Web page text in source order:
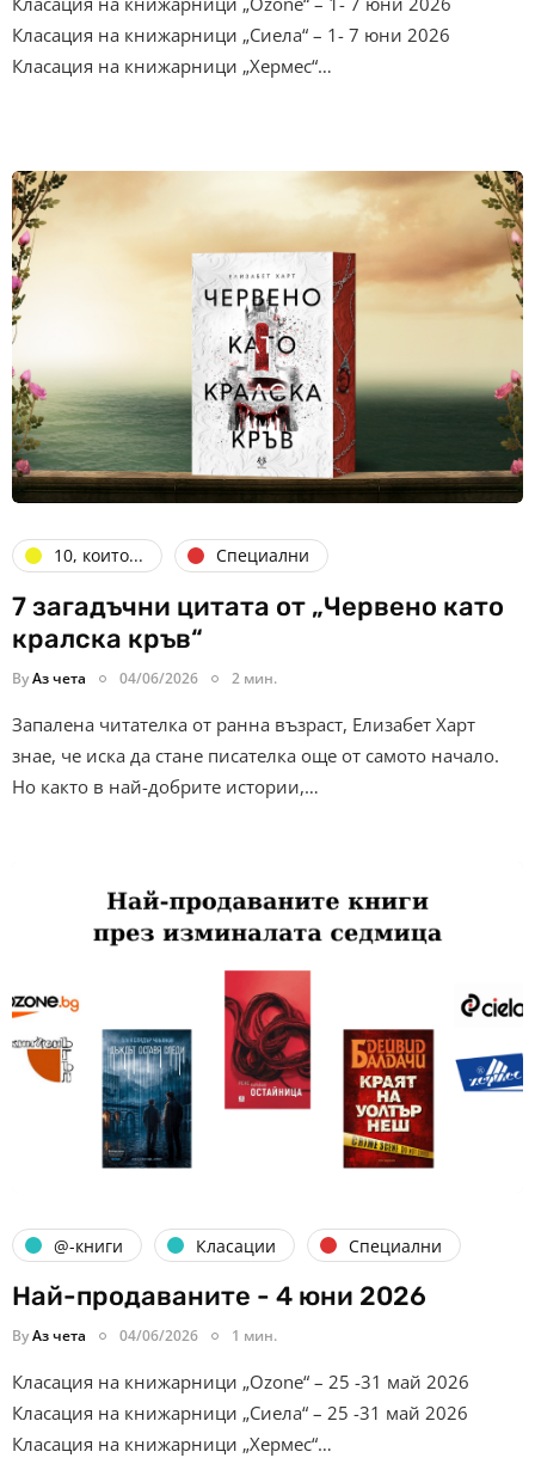
Класация на книжарници „Сиела“ – 1- 7 юни 2026
Класация на книжарници „Хермес“…
10, които... Специални
7 загадъчни цитата от „Червено като
кралска кръв“
ByАз чета 04/06/2026 2 мин.
Запалена читателка от ранна възраст, Елизабет Харт
знае, че иска да стане писателка още от самото начало.
Но както в най-добрите истории,…
@-книги Класации Специални
Най-продаваните - 4 юни 2026
ByАз чета 04/06/2026 1 мин.
Класация на книжарници „Ozone“ – 25 -31 май 2026
Класация на книжарници „Сиела“ – 25 -31 май 2026
Класация на книжарници „Хермес“…